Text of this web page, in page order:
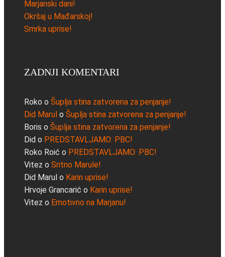
Marjanski dani!
Okršaj u Mađarskoj!
Smrka uprise!
ZADNJI KOMENTARI
Roko o Šuplja stina zatvorena za penjanje!
Did Marul o Šuplja stina zatvorena za penjanje!
Boris o Šuplja stina zatvorena za penjanje!
Did o PREDSTAVLJAMO: PBC!
Roko Roić o PREDSTAVLJAMO: PBC!
Vitez o Sritno Marule!
Did Marul o Karin uprise!
Hrvoje Grancarić o Karin uprise!
Vitez o Emotivno na Marjanu!